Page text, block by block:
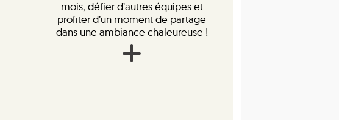
mois, défier d’autres équipes et
profiter d’un moment de partage
dans une ambiance chaleureuse !